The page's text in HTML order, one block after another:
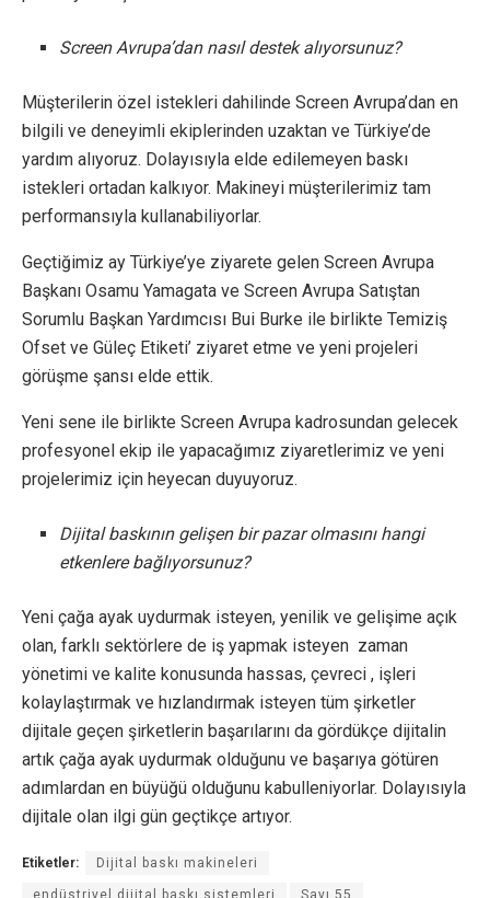
Screen Avrupa’dan nasıl destek alıyorsunuz?
Müşterilerin özel istekleri dahilinde Screen Avrupa’dan en
bilgili ve deneyimli ekiplerinden uzaktan ve Türkiye’de
yardım alıyoruz. Dolayısıyla elde edilemeyen baskı
istekleri ortadan kalkıyor. Makineyi müşterilerimiz tam
performansıyla kullanabiliyorlar.
Geçtiğimiz ay Türkiye’ye ziyarete gelen Screen Avrupa
Başkanı Osamu Yamagata ve Screen Avrupa Satıştan
Sorumlu Başkan Yardımcısı Bui Burke ile birlikte Temiziş
Ofset ve Güleç Etiketi’ ziyaret etme ve yeni projeleri
görüşme şansı elde ettik.
Yeni sene ile birlikte Screen Avrupa kadrosundan gelecek
profesyonel ekip ile yapacağımız ziyaretlerimiz ve yeni
projelerimiz için heyecan duyuyoruz.
Dijital baskının gelişen bir pazar olmasını hangi
etkenlere bağlıyorsunuz?
Yeni çağa ayak uydurmak isteyen, yenilik ve gelişime açık
olan, farklı sektörlere de iş yapmak isteyen zaman
yönetimi ve kalite konusunda hassas, çevreci , işleri
kolaylaştırmak ve hızlandırmak isteyen tüm şirketler
dijitale geçen şirketlerin başarılarını da gördükçe dijitalin
artık çağa ayak uydurmak olduğunu ve başarıya götüren
adımlardan en büyüğü olduğunu kabulleniyorlar. Dolayısıyla
dijitale olan ilgi gün geçtikçe artıyor.
Etiketler: Dijital baskı makineleri
endüstriyel dijital baskı sistemleri Sayı 55